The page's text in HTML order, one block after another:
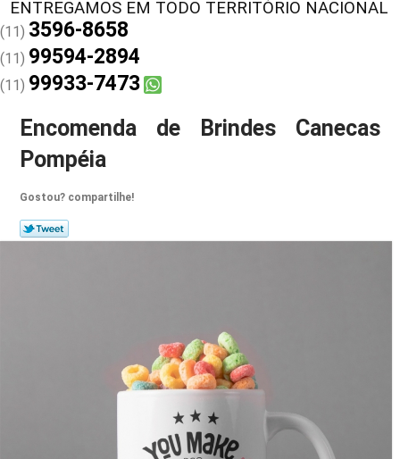
(11) 3596-8658
(11) 99594-2894
(11) 99933-7473
Encomenda de Brindes Canecas
Pompéia
Gostou? compartilhe!